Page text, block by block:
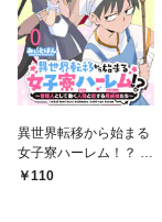
異世界転移から始まる
女子寮ハーレム！？ ～
管理人として働く人間
110